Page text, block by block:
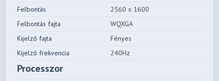
Felbontás
2560 x 1600
Felbontás fajta
WQXGA
Kijelző fajta
Fényes
Kijelző frekvencia
240Hz
Processzor